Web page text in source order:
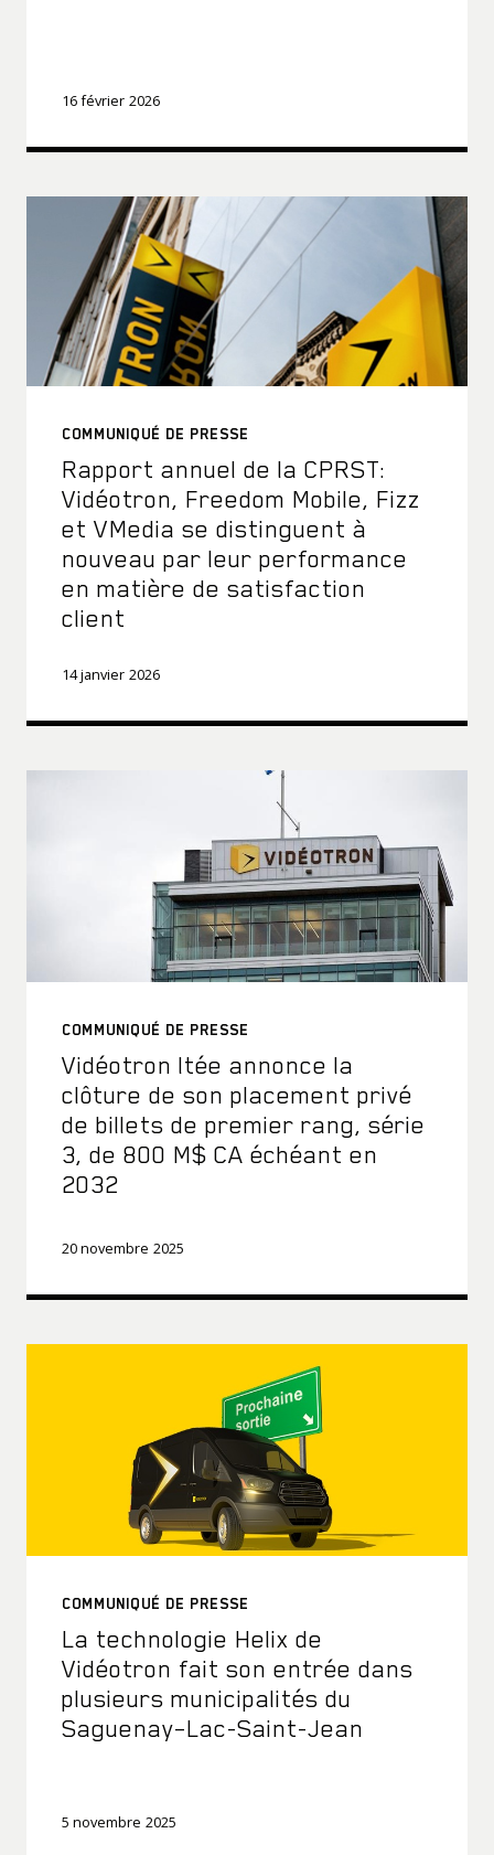
16 février 2026
COMMUNIQUÉ DE PRESSE
Rapport annuel de la CPRST:
Vidéotron, Freedom Mobile, Fizz
et VMedia se distinguent à
nouveau par leur performance
en matière de satisfaction
client
14 janvier 2026
COMMUNIQUÉ DE PRESSE
Vidéotron ltée annonce la
clôture de son placement privé
de billets de premier rang, série
3, de 800 M$ CA échéant en
2032
20 novembre 2025
COMMUNIQUÉ DE PRESSE
La technologie Helix de
Vidéotron fait son entrée dans
plusieurs municipalités du
Saguenay–Lac-Saint-Jean
5 novembre 2025